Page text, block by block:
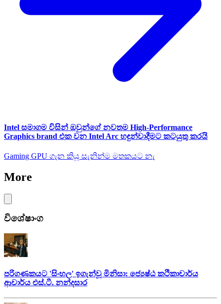
Intel සමාගම විසින් ඔවුන්ගේ නවතම High-Performance
Graphics brand එක වන Intel Arc හඳුන්වාදීමට කටයුතු කරයි
Gaming GPU ගැන කියූ සැනින්ම මතකයට නැ
More
විශේෂාංග
පරිගණකයට 'සිංහල' ඉගැන්වූ මිනිසා: ජ්‍යෙෂ්ඨ කථිකාචාර්ය
ආචාර්ය එස්.ටී. නන්දසාර